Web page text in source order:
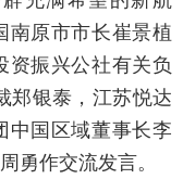
南原市市长崔景植
资振兴公社有关负
郑银泰，江苏悦达
中国区域董事长李
勇作交流发言。